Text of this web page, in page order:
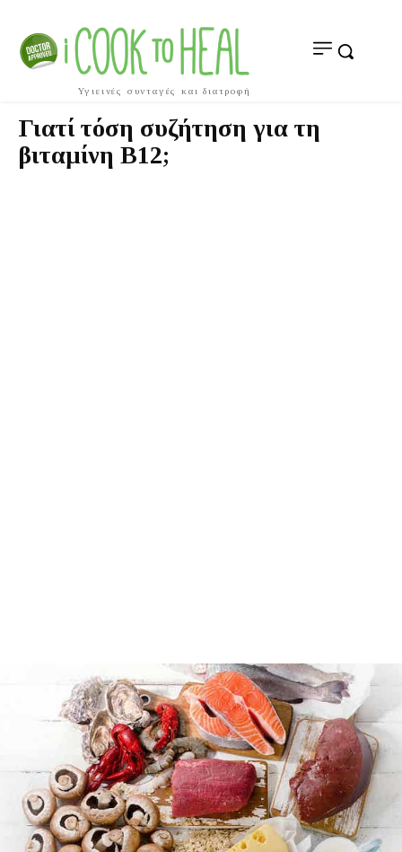
Υγιεινές συνταγές και διατροφή
Γιατί τόση συζήτηση για τη
βιταμίνη B12;